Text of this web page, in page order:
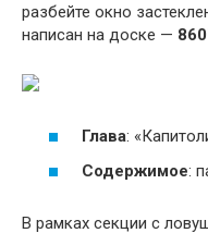
разбейте окно
написан на доске —
Глава:
Содержимое:
В рамках секции с